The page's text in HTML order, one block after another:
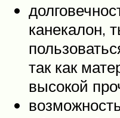
канекалон,
так как
высокой